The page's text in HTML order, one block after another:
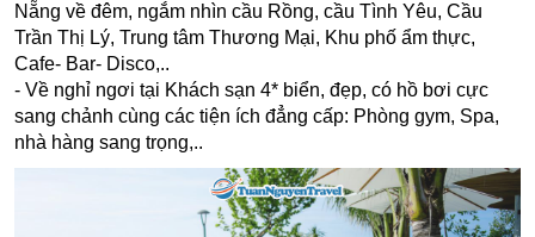
Nẵng về đêm, ngắm nhìn cầu Rồng, cầu Tình Yêu, Cầu
Trần Thị Lý, Trung tâm Thương Mại, Khu phố ẩm thực,
Cafe- Bar- Disco,..
- Về nghỉ ngơi tại Khách sạn 4* biển, đẹp, có hồ bơi cực
sang chảnh cùng các tiện ích đẳng cấp: Phòng gym, Spa,
nhà hàng sang trọng,..